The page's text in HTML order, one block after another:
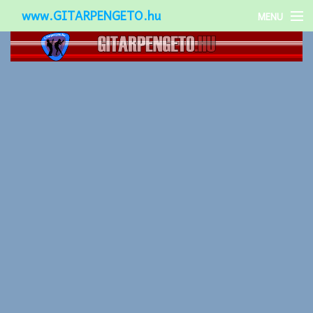
www.GITARPENGETO.hu MENU
Népszerű-